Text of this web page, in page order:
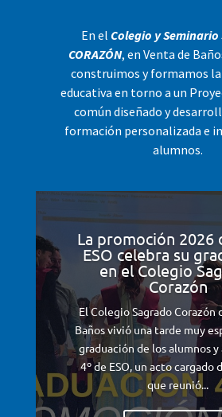
En el Colegio y Seminario
CORAZÓN, en Venta de
construimos y formamos la
educativa en torno a un
común diseñado y
formación personalizada e
alumnos.
La promoción 2026
ESO celebra su
en el Colegio
Corazón
El Colegio Sagrado Corazón
Baños vivió una tarde muy
graduación de los alumnos y
4º de ESO, un acto cargado
que reunió...